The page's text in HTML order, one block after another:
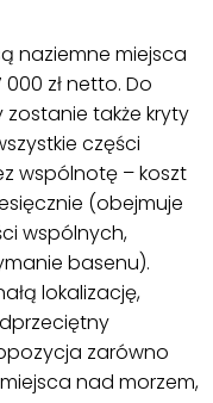
naziemne miejsca
zł netto. Do
także kryty
części
wspólnotę – koszt
(obejmuje
wspólnych,
basenu).
lokalizację,
zarówno
nad morzem,